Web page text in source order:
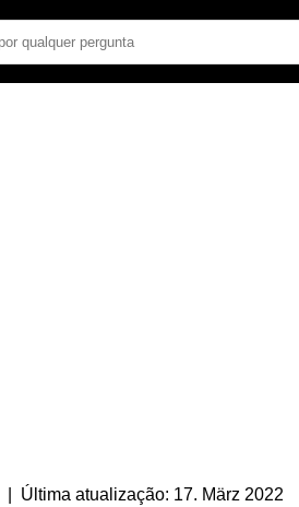
| Última atualização: 17. März 2022